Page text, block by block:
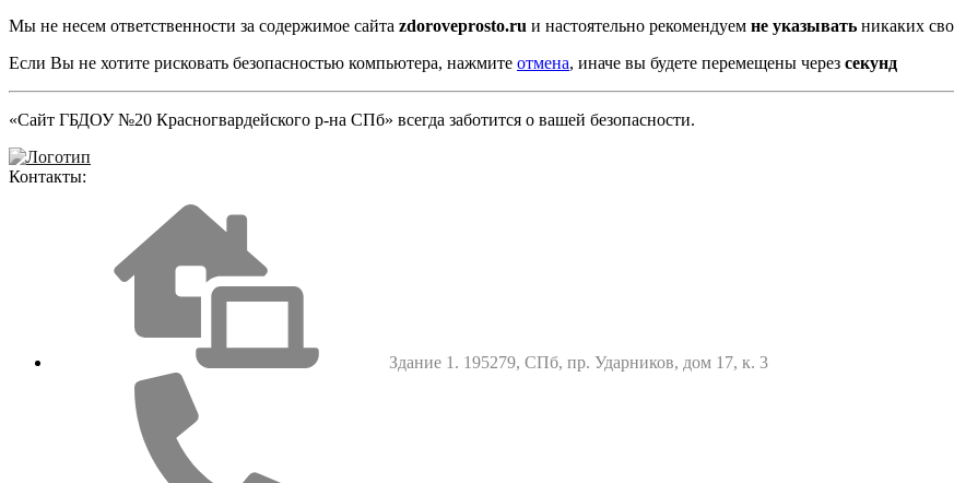
Мы не несем ответственности за содержимое сайта zdoroveprosto.ru и настоятельно рекомендуем не указывать никаких
Если Вы не хотите рисковать безопасностью компьютера, нажмите отмена, иначе вы будете перемещены через секунд
«Сайт ГБДОУ №20 Красногвардейского р-на СПб» всегда заботится о вашей безопасности.
Контакты:
Здание 1. 195279, СПб, пр. Ударников, дом 17, к. 3